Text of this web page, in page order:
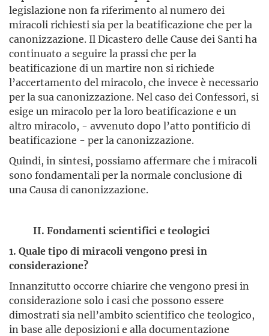
legislazione non fa riferimento al numero dei
miracoli richiesti sia per la beatificazione che per la
canonizzazione. Il Dicastero delle Cause dei Santi ha
continuato a seguire la prassi che per la
beatificazione di un martire non si richiede
l’accertamento del miracolo, che invece è necessario
per la sua canonizzazione. Nel caso dei Confessori, si
esige un miracolo per la loro beatificazione e un
altro miracolo, - avvenuto dopo l’atto pontificio di
beatificazione - per la canonizzazione.
Quindi, in sintesi, possiamo affermare che i miracoli
sono fondamentali per la normale conclusione di
una Causa di canonizzazione.
II. Fondamenti scientifici e teologici
1. Quale tipo di miracoli vengono presi in
considerazione?
Innanzitutto occorre chiarire che vengono presi in
considerazione solo i casi che possono essere
dimostrati sia nell’ambito scientifico che teologico,
in base alle deposizioni e alla documentazione